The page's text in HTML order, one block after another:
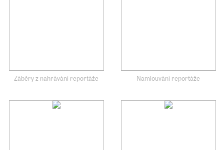
Záběry z nahrávání reportáže Namlouvání reportáže